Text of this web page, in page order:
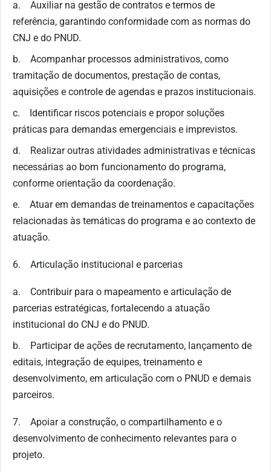
a. Auxiliar na gestão de contratos e termos de
referência, garantindo conformidade com as normas do
CNJ e do PNUD.
b. Acompanhar processos administrativos, como
tramitação de documentos, prestação de contas,
aquisições e controle de agendas e prazos institucionais.
c. Identificar riscos potenciais e propor soluções
práticas para demandas emergenciais e imprevistos.
d. Realizar outras atividades administrativas e técnicas
necessárias ao bom funcionamento do programa,
conforme orientação da coordenação.
e. Atuar em demandas de treinamentos e capacitações
relacionadas às temáticas do programa e ao contexto de
atuação.
6. Articulação institucional e parcerias
a. Contribuir para o mapeamento e articulação de
parcerias estratégicas, fortalecendo a atuação
institucional do CNJ e do PNUD.
b. Participar de ações de recrutamento, lançamento de
editais, integração de equipes, treinamento e
desenvolvimento, em articulação com o PNUD e demais
parceiros.
7. Apoiar a construção, o compartilhamento e o
desenvolvimento de conhecimento relevantes para o
projeto.